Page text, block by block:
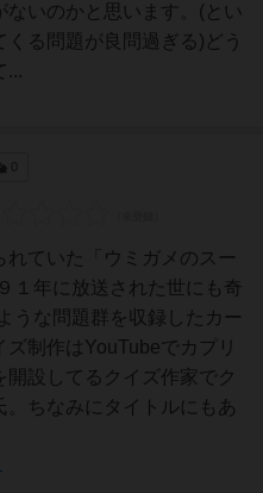
ないのかと思います。(とい
くる問題が良問過ぎる)どう
...
れていた「ウミガメのスー
１年に放送された世にも奇
うな問題群を収録したカー
ズ制作はYouTubeでカプリ
開設してるクイズ作家でク
。ちなみにタイトルにもあ